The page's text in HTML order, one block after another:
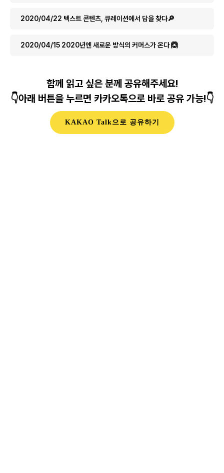
2020/04/22 텍스트 콘텐츠, 큐레이션에서 답을 찾다🔎
2020/04/15 2020년엔 새로운 방식의 커머스가 온다 🙆
함께 읽고 싶은 분께 공유해주세요!
👇아래 버튼을 누르면 카카오톡으로 바로 공유 가능!👇